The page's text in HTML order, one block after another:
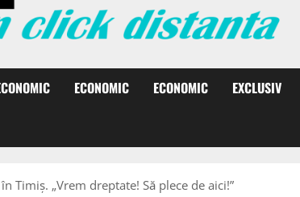
ECONOMIC ECONOMIC EXCLUSIV
Timiș. „Vrem dreptate! Să plece de aici!”